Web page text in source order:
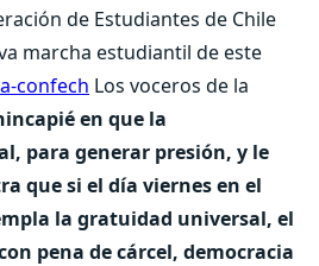
de Estudiantes de Chile
marcha estudiantil de este
Los voceros de la
en que la
para generar presión, y le
que si el día viernes en el
la gratuidad universal, el
pena de cárcel, democracia